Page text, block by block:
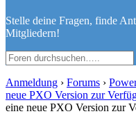
Stelle deine Fragen, finde
Mitgliedern!
Anmeldung › Forums ›
neue PXO Version zur
eine neue PXO Version zur